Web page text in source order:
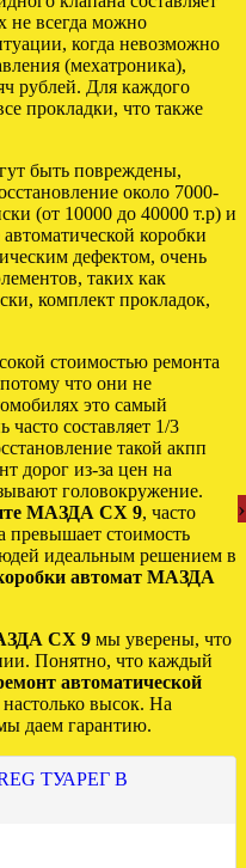
не всегда можно
когда невозможно
(мехатроника),
рублей. Для каждого
прокладки, что также
быть повреждены,
около 7000-
(от 10000 до 40000 т.р) и
коробки
дефектом, очень
таких как
комплект прокладок,
стоимостью ремонта
что они не
это самый
составляет 1/3
такой акпп
дорог из-за цен на
головокружение.
МАЗДА СХ 9, часто
превышает стоимость
идеальным решением в
автомат МАЗДА
СХ 9 мы уверены, что
Понятно, что каждый
автоматической
настолько высок. На
даем гарантию.
ТУАРЕГ В
›